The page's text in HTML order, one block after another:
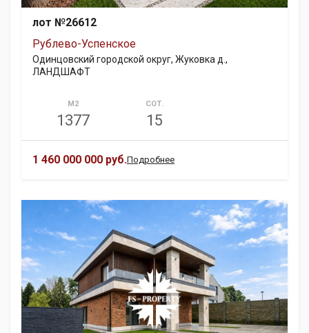
лот №26612
Рублево-Успенское
Одинцовский городской округ, Жуковка д.,
ЛАНДШАФТ
М2
1377
СОТ.
15
1 460 000 000 руб.Подробнее